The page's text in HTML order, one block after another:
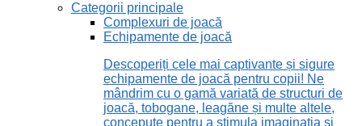
Categorii principale
Complexuri de joacă
Echipamente de joacă
Descoperiți cele mai captivante și sigure
echipamente de joacă pentru copii! Ne
mândrim cu o gamă variată de structuri de
joacă, tobogane, leagăne și multe altele,
concepute pentru a stimula imaginația și